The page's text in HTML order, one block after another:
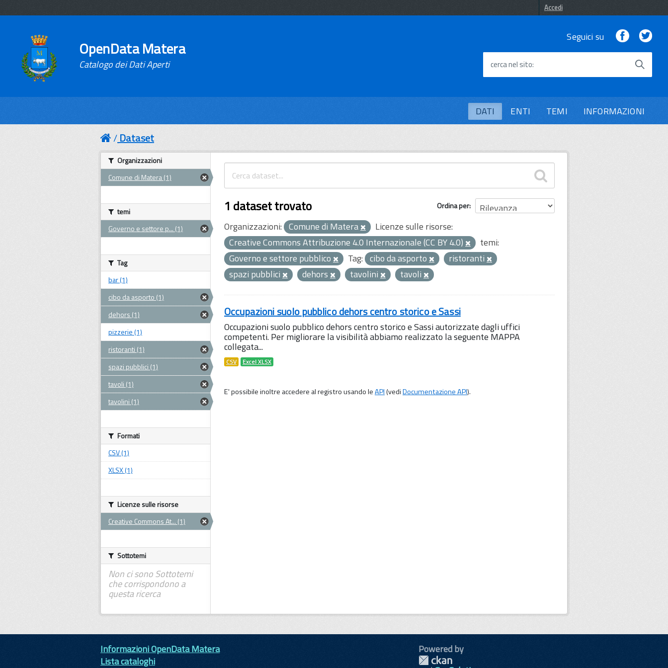
Accedi
OpenData Matera
Catalogo dei Dati Aperti
Seguici su Facebook
cerca nel sito
DATI ENTI TEMI INFORMAZIONI
Dataset
Ordina per
1 dataset trovato
Organizzazioni: Comune di Matera
Licenze sulle risorse:
Creative Commons Attribuzione 4.0 Internazionale (CC BY 4.0)
temi:
Governo e settore pubblico
Tag: cibo da asporto
ristoranti
spazi pubblici
dehors tavolini tavoli
Occupazioni suolo pubblico dehors centro storico e Sassi
Occupazioni suolo pubblico dehors centro storico e Sassi autorizzate dagli uffici
competenti. Per migliorare la visibilità abbiamo realizzato la seguente MAPPA
collegata...
CSV Excel XLSX
E' possibile inoltre accedere al registro usando leAPI(vediDocumentazione API).
Organizzazioni
Comune di Matera (1)
temi
Governo e settore p... (1)
Tag
bar (1)
cibo da asporto (1)
dehors (1)
pizzerie (1)
ristoranti (1)
spazi pubblici (1)
tavoli (1)
tavolini (1)
Formati
CSV (1)
XLSX (1)
Licenze sulle risorse
Creative Commons At... (1)
Sottotemi
Non ci sono Sottotemi
che corrispondono a
questa ricerca
Informazioni OpenData Matera
Lista cataloghi
Powered by